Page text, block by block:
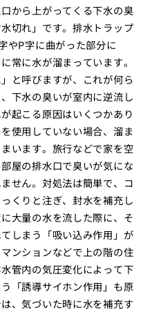
から上がってくる下水の臭
切れ」です。排水トラップ
やP字に曲がった部分に
常に水が溜まっています。
と呼びますが、これが何ら
下水の臭いが室内に逆流し
起こる原因はいくつかあり
使用していない場合、溜ま
います。旅行などで家を空
屋の排水口で臭いが気にな
せん。対処法は簡単で、コ
くりと注ぎ、封水を補充し
大量の水を流した際に、そ
しまう「吸い込み作用」が
ンションなどで上の階の住
管内の気圧変化によって下
「誘導サイホン作用」も原
、気づいた時に水を補充す